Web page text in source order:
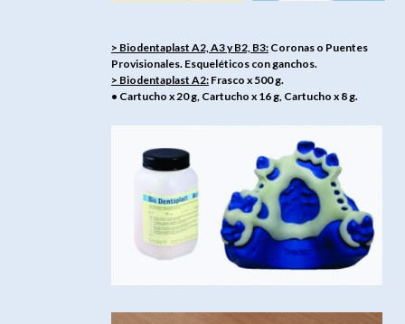
> Biodentaplast A2, A3 y B2, B3:Coronas o Puentes
Provisionales. Esqueléticos con ganchos.
> Biodentaplast A2:Frasco x 500 g.
• Cartucho x 20 g, Cartucho x 16 g, Cartucho x 8 g.